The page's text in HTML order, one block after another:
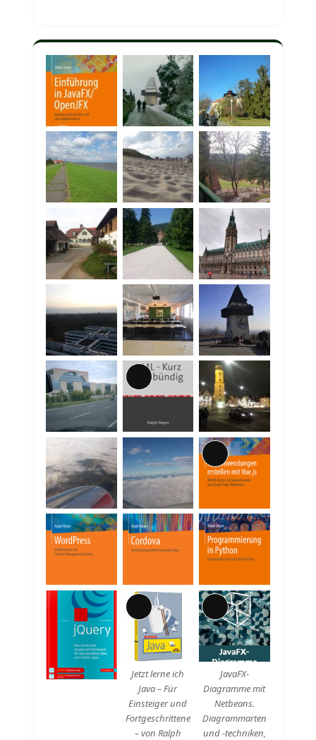
Lange
Beschreibung
Lange
Beschreibung
Lange
Beschreibung
Jetzt lerne ich
Java – Für
Einsteiger und
Fortgeschrittene
– von Ralph
Lange
Beschreibung
JavaFX-
Diagramme mit
Netbeans.
Diagrammarten
und -techniken,